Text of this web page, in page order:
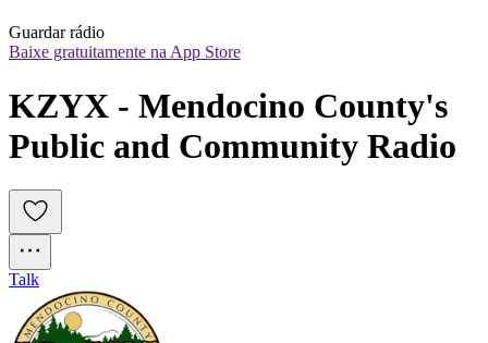
Guardar rádio
Baixe gratuitamente na App Store
KZYX - Mendocino County's
Public and Community Radio
Talk